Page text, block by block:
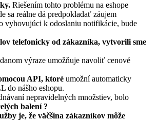
Riešením tohto problému na eshope
sa reálne dá predpokladať záujem
vyhovujúci k odoslaniu notifikácie, bude
telefonicky od zákazníka, vytvorili sme
výraze umožňuje navoliť cenové
API, ktoré umožní automaticky
do nášho eshopu.
nepravidelných množstiev, bolo
balení ?
je, že väčšina zákazníkov môže